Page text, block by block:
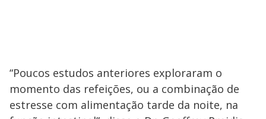
“Poucos estudos anteriores exploraram o
momento das refeições, ou a combinação de
estresse com alimentação tarde da noite, na